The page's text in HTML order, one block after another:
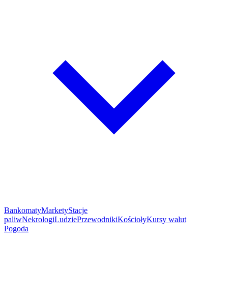
BankomatyMarketyStacje
paliwNekrologiLudziePrzewodnikiKościołyKursy walut
Pogoda